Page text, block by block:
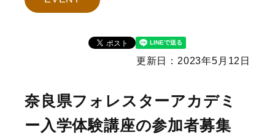
更新日：2023年5月12日
奈良県フォレスターアカデミ
ー入学体験講座の参加者募集